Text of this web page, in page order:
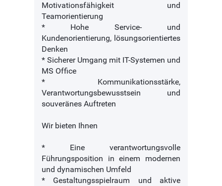
Motivationsfähigkeit und
Teamorientierung
* Hohe Service- und
Kundenorientierung, lösungsorientiertes
Denken
* Sicherer Umgang mit IT-Systemen und
MS Office
* Kommunikationsstärke,
Verantwortungsbewusstsein und
souveränes Auftreten
Wir bieten Ihnen
* Eine verantwortungsvolle
Führungsposition in einem modernen
und dynamischen Umfeld
* Gestaltungsspielraum und aktive